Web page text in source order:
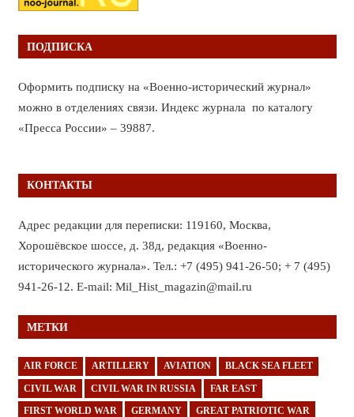
ПОДПИСКА
Оформить подписку на «Военно-исторический журнал»
можно в отделениях связи. Индекс журнала по каталогу
«Пресса России» – 39887.
КОНТАКТЫ
Адрес редакции для переписки: 119160, Москва,
Хорошёвское шоссе, д. 38д, редакция «Военно-
исторического журнала». Тел.: +7 (495) 941-26-50; + 7 (495)
941-26-12. E-mail: Mil_Hist_magazin@mail.ru
МЕТКИ
AIR FORCE ARTILLERY AVIATION BLACK SEA FLEET
CIVIL WAR CIVIL WAR IN RUSSIA FAR EAST
FIRST WORLD WAR GERMANY GREAT PATRIOTIC WAR